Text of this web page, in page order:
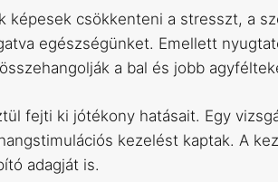
csökkenteni a stresszt, a
egészségünket. Emellett
a bal és jobb
fejti ki jótékony hatásait. Egy
kezelést kaptak. A
adagját is.